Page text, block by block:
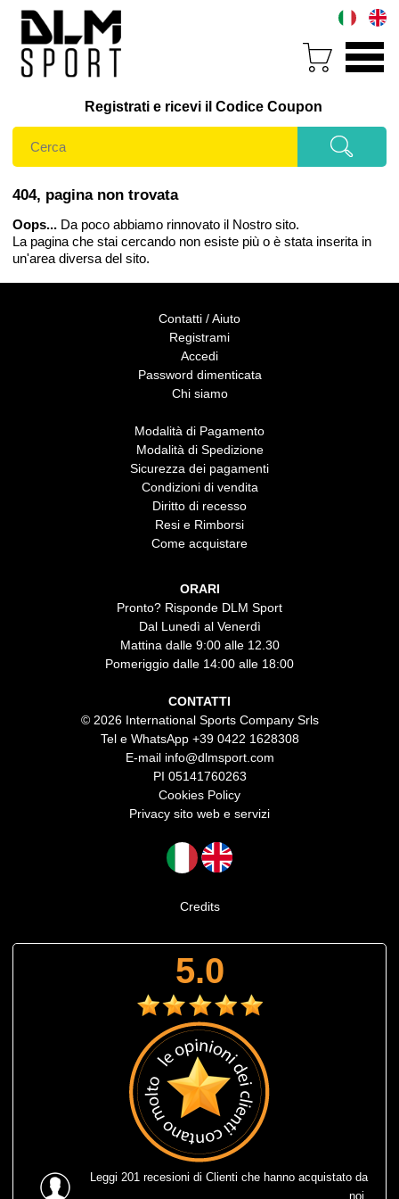
Registrati e ricevi il Codice Coupon
404, pagina non trovata
Oops... Da poco abbiamo rinnovato il Nostro sito.
La pagina che stai cercando non esiste più o è stata inserita in
un'area diversa del sito.
Contatti / Aiuto
Registrami
Accedi
Password dimenticata
Chi siamo
Modalità di Pagamento
Modalità di Spedizione
Sicurezza dei pagamenti
Condizioni di vendita
Diritto di recesso
Resi e Rimborsi
Come acquistare
ORARI
Pronto? Risponde DLM Sport
Dal Lunedì al Venerdì
Mattina dalle 9:00 alle 12.30
Pomeriggio dalle 14:00 alle 18:00
CONTATTI
© 2026 International Sports Company Srls
Tel e WhatsApp +39 0422 1628308
E-mail info@dlmsport.com
PI 05141760263
Cookies Policy
Privacy sito web e servizi
Credits
5.0
Leggi 201 recesioni di Clienti che hanno acquistato da
noi.